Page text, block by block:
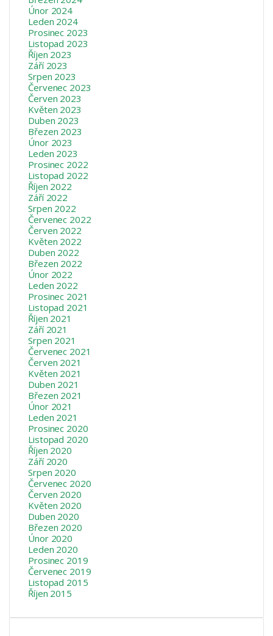
Únor 2024
Leden 2024
Prosinec 2023
Listopad 2023
Říjen 2023
Září 2023
Srpen 2023
Červenec 2023
Červen 2023
Květen 2023
Duben 2023
Březen 2023
Únor 2023
Leden 2023
Prosinec 2022
Listopad 2022
Říjen 2022
Září 2022
Srpen 2022
Červenec 2022
Červen 2022
Květen 2022
Duben 2022
Březen 2022
Únor 2022
Leden 2022
Prosinec 2021
Listopad 2021
Říjen 2021
Září 2021
Srpen 2021
Červenec 2021
Červen 2021
Květen 2021
Duben 2021
Březen 2021
Únor 2021
Leden 2021
Prosinec 2020
Listopad 2020
Říjen 2020
Září 2020
Srpen 2020
Červenec 2020
Červen 2020
Květen 2020
Duben 2020
Březen 2020
Únor 2020
Leden 2020
Prosinec 2019
Červenec 2019
Listopad 2015
Říjen 2015